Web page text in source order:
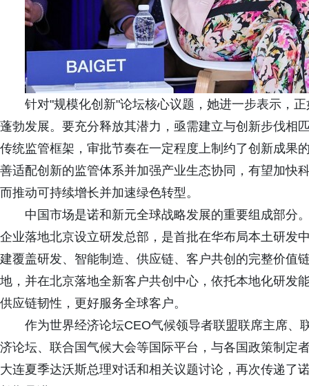
针对"规模化创新"论坛核心议题，她进一步表示，
蓬勃发展。要充分释放其潜力，亟需建立与创新步伐相
传统监管框架，审批节奏在一定程度上制约了创新成果
善适配创新的监管体系并加强产业生态协同，有望加快
而推动可持续增长并加速绿色转型。
中国市场是诺和新元全球战略发展的重要组成部分
企业落地北京设立研发总部，是首批在华布局本土研发
建覆盖研发、智能制造、供应链、客户共创的完整价值
地，并在北京落地全新客户共创中心，依托本地化研发
供应链韧性，更好服务全球客户。
作为世界经济论坛CEO气候领导者联盟联席主席、
济论坛、联合国气候大会等国际平台，与各国政策制定
大连夏季达沃斯总理对话和相关议题讨论，再次传递了